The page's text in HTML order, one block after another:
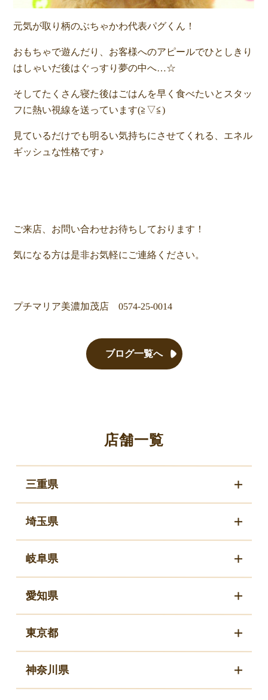
元気が取り柄のぶちゃかわ代表パグくん！
おもちゃで遊んだり、お客様へのアピールでひとしきり
はしゃいだ後はぐっすり夢の中へ…☆
そしてたくさん寝た後はごはんを早く食べたいとスタッ
フに熱い視線を送っています(≧▽≦)
見ているだけでも明るい気持ちにさせてくれる、エネル
ギッシュな性格です♪
ご来店、お問い合わせお待ちしております！
気になる方は是非お気軽にご連絡ください。
プチマリア美濃加茂店 0574‐25‐0014
ブログ一覧へ
店舗一覧
三重県
埼玉県
岐阜県
愛知県
東京都
神奈川県